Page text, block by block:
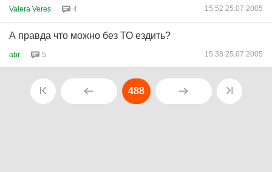
Valera Veres 4 15:52 25.07.2005
А правда что можно без ТО ездить?
abr 5 15:38 25.07.2005
488